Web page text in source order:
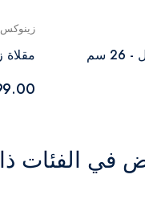
زينوكس
مقلاة
الفئات